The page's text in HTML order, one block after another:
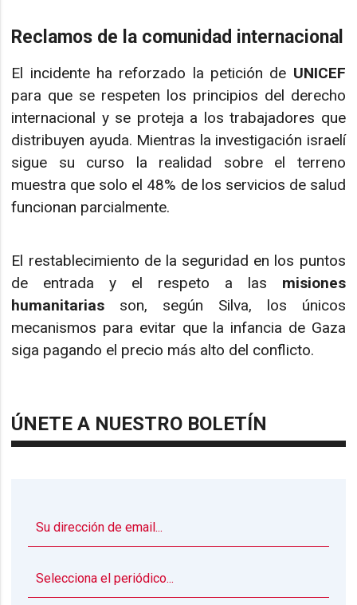
Reclamos de la comunidad internacional
El incidente ha reforzado la petición de UNICEF
para que se respeten los principios del derecho
internacional y se proteja a los trabajadores que
distribuyen ayuda. Mientras la investigación israelí
sigue su curso la realidad sobre el terreno
muestra que solo el 48% de los servicios de salud
funcionan parcialmente.
El restablecimiento de la seguridad en los puntos
de entrada y el respeto a las misiones
humanitarias son, según Silva, los únicos
mecanismos para evitar que la infancia de Gaza
siga pagando el precio más alto del conflicto.
ÚNETE A NUESTRO BOLETÍN